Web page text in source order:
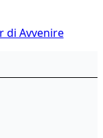
di Avvenire